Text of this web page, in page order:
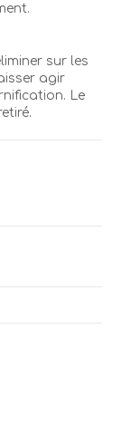
sur les
agir
Le